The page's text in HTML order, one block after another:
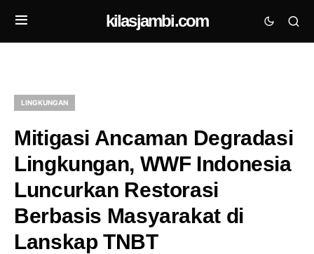
kilasjambi.com
LINGKUNGAN
Mitigasi Ancaman Degradasi
Lingkungan, WWF Indonesia
Luncurkan Restorasi
Berbasis Masyarakat di
Lanskap TNBT